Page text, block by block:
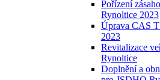
Pořízení
Rynoltice 2023
Úprava CAS
2023
Revitalizace
Rynoltice
Doplnění a